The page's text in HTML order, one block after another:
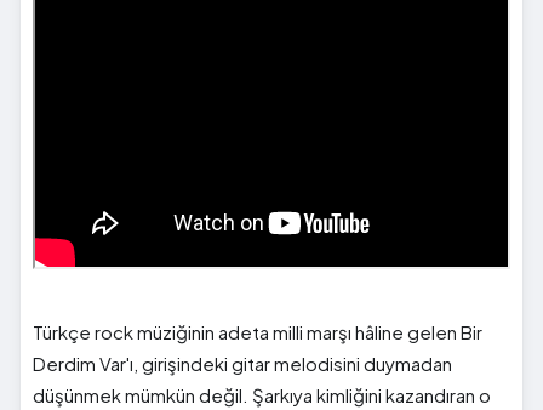
Türkçe rock müziğinin adeta milli marşı hâline gelen Bir
Derdim Var'ı, girişindeki gitar melodisini duymadan
düşünmek mümkün değil. Şarkıya kimliğini kazandıran o